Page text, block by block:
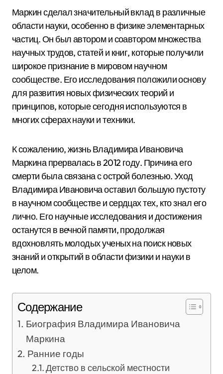
Маркин сделал значительный вклад в различные
области науки, особенно в физике элементарных
частиц. Он был автором и соавтором множества
научных трудов, статей и книг, которые получили
широкое признание в мировом научном
сообществе. Его исследования положили основу
для развития новых физических теорий и
принципов, которые сегодня используются в
многих сферах науки и техники.
К сожалению, жизнь Владимира Ивановича
Маркина прервалась в 2012 году. Причина его
смерти была связана с острой болезнью. Уход
Владимира Ивановича оставил большую пустоту
в научном сообществе и сердцах тех, кто знал его
лично. Его научные исследования и достижения
останутся в вечной памяти, продолжая
вдохновлять молодых ученых на поиск новых
знаний и открытий в области физики и науки в
целом.
Содержание
Биография Владимира Ивановича
Маркина
Ранние годы
Детство в сельской местности